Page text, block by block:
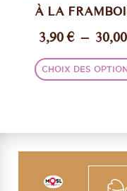
À LA
3,90€ –
CHOIX DES